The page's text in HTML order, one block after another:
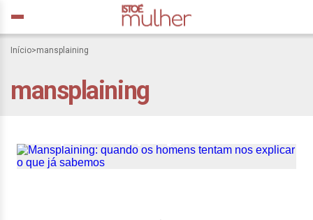
Início>mansplaining
mansplaining
Mansplaining: quando os
homens tentam nos